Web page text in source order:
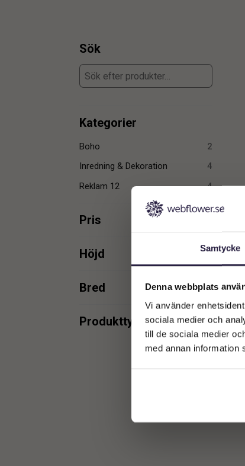
Samtycke
Denna webbplats
Vi använder
sociala medier och
till de sociala medier
med annan information
Sök
Kategorier
Boho
2
Inredning & Dekoration
4
Reklam 12
4
Pris
min. max.
Höjd
max.
Bred
max.
Produkttyper
4